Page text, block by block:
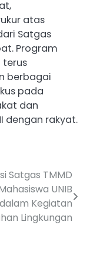
atas
Satgas
Program
terus
berbagai
pada
dan
dengan rakyat.
Satgas TMMD
UNIB
dalam Kegiatan
Lingkungan